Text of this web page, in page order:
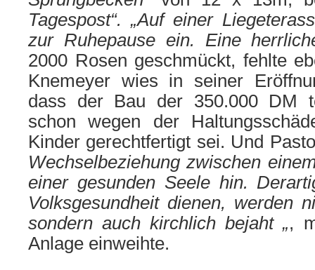
Tagespost“. „Auf einer
zur Ruhepause ein. Eine
2000 Rosen geschmückt, fehlte
Knemeyer wies in seiner
dass der Bau der 350.000 DM
schon wegen der
Kinder gerechtfertigt sei. Und
Wechselbeziehung zwischen
einer gesunden Seele hin.
Volksgesundheit dienen, werden
sondern auch kirchlich bejaht „,
Anlage einweihte.